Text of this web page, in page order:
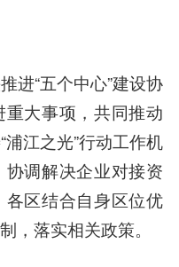
进“五个中心”建设协
大事项，共同推动
江之光”行动工作机
调解决企业对接资
区结合自身区位优
，落实相关政策。